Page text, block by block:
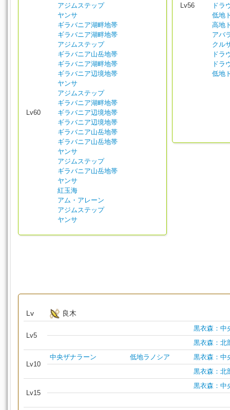
Lv60
アジムステップ
ヤンサ
ギラバニア湖畔地帯
ギラバニア湖畔地帯
アジムステップ
ギラバニア山岳地帯
ギラバニア湖畔地帯
ギラバニア辺境地帯
ヤンサ
アジムステップ
ギラバニア湖畔地帯
ギラバニア辺境地帯
ギラバニア辺境地帯
ギラバニア山岳地帯
ギラバニア山岳地帯
ヤンサ
アジムステップ
ギラバニア山岳地帯
ヤンサ
紅玉海
アム・アレーン
アジムステップ
ヤンサ
Lv56
ドラ
低地
高地
アバ
クル
ドラ
ドラ
低地
Lv 良木
Lv5
黒衣森：中
黒衣森：北
Lv10
中央ザナラーン 低地ラノシア
黒衣森：中
黒衣森：北
Lv15
黒衣森：中